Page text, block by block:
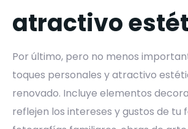
atractivo
Por último, pero no menos
toques personales y atractivo
renovado. Incluye elementos
reflejen los intereses y gustos de tu